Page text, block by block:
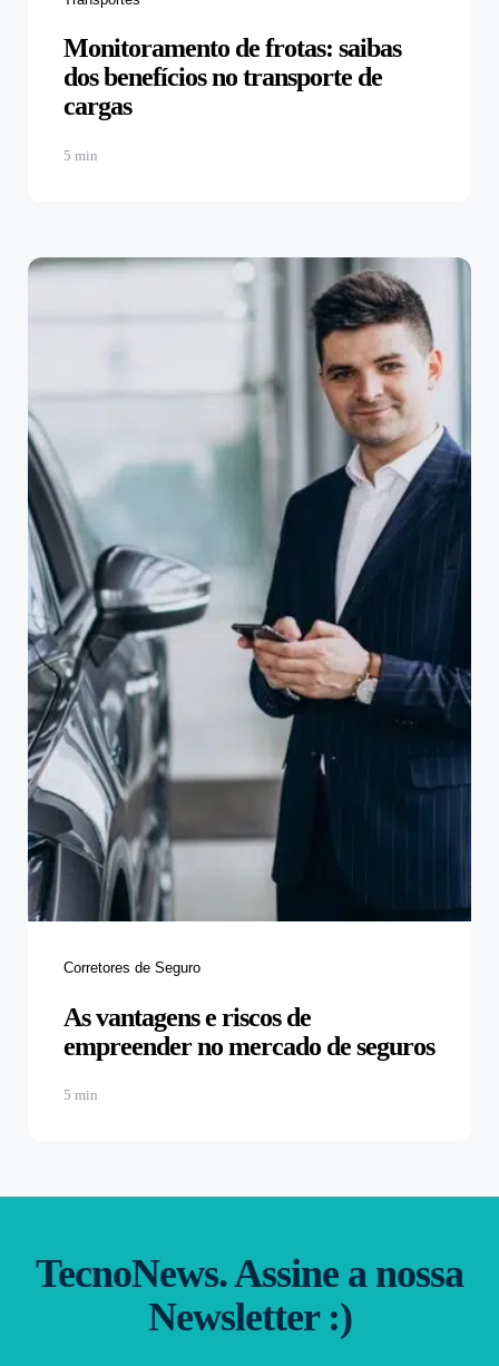
Monitoramento de frotas: saibas
dos benefícios no transporte de
cargas
5 min
Categories
Corretores de Seguro
As vantagens e riscos de
empreender no mercado de seguros
5 min
TecnoNews. Assine a nossa
Newsletter :)